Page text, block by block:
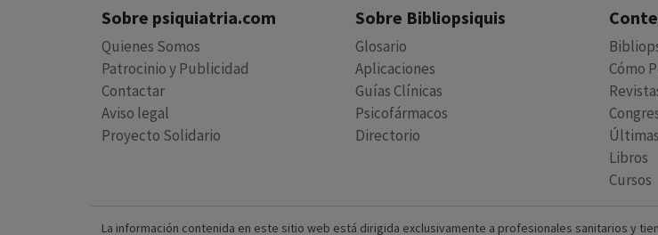
Sobre psiquiatria.com
Quienes Somos
Patrocinio y Publicidad
Contactar
Aviso legal
Proyecto Solidario
Sobre Bibliopsiquis
Glosario
Aplicaciones
Guías Clínicas
Psicofármacos
Directorio
Cómo
Libros
Cursos
La información contenida en este sitio web está dirigida exclusivamente a profesionales sanitarios y